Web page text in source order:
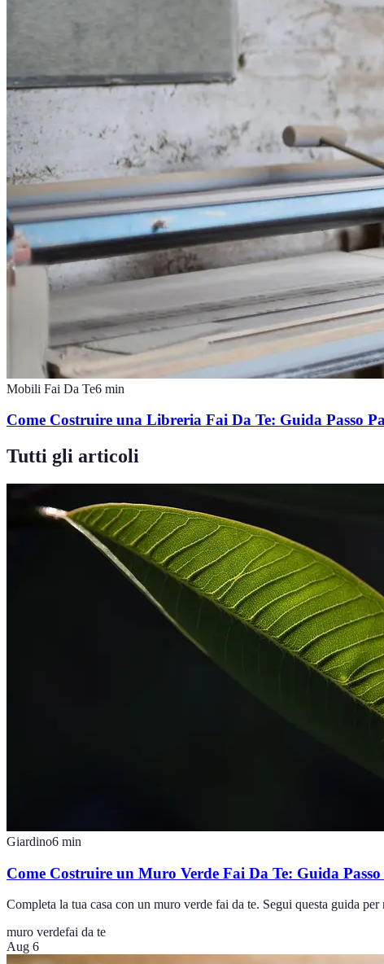
Mobili Fai Da Te6 min
Come Costruire una Libreria Fai Da Te: Guida Passo
Tutti gli articoli
Giardino6 min
Come Costruire un Muro Verde Fai Da Te: Guida Passo
Completa la tua casa con un muro verde fai da te. Segui questa guida
muro verdefai da te
Aug 6